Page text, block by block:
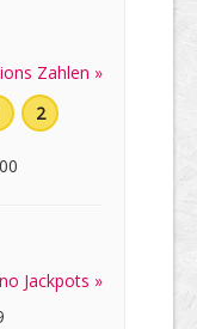
Zahlen »
2
Jackpots »